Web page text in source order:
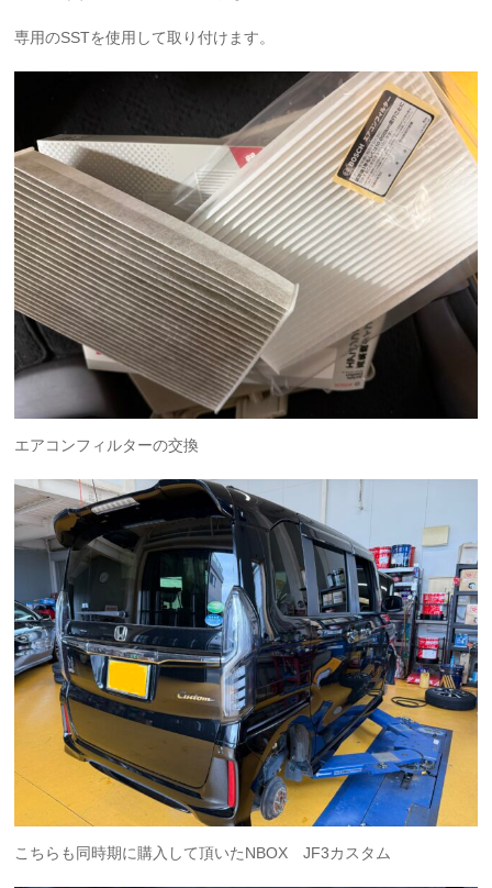
専用のSSTを使用して取り付けます。
エアコンフィルターの交換
こちらも同時期に購入して頂いたNBOX JF3カスタム